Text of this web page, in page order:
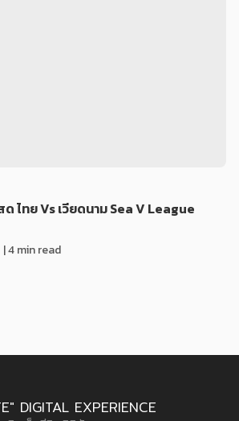
ไทย Vs เวียดนาม Sea V League
| 4 min read
DIGITAL EXPERIENCE